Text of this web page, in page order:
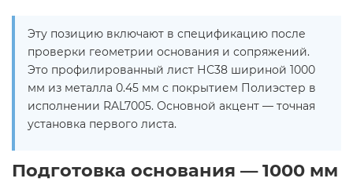
Эту позицию включают в спецификацию после
проверки геометрии основания и сопряжений.
Это профилированный лист НС38 шириной 1000
мм из металла 0.45 мм с покрытием Полиэстер в
исполнении RAL7005. Основной акцент — точная
установка первого листа.
Подготовка основания — 1000 мм